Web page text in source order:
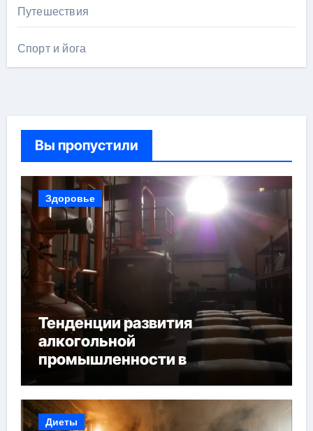
Путешествия
Спорт и йога
Вы пропустили
Здоровье
Тенденции развития
алкогольной
промышленности в
Диеты